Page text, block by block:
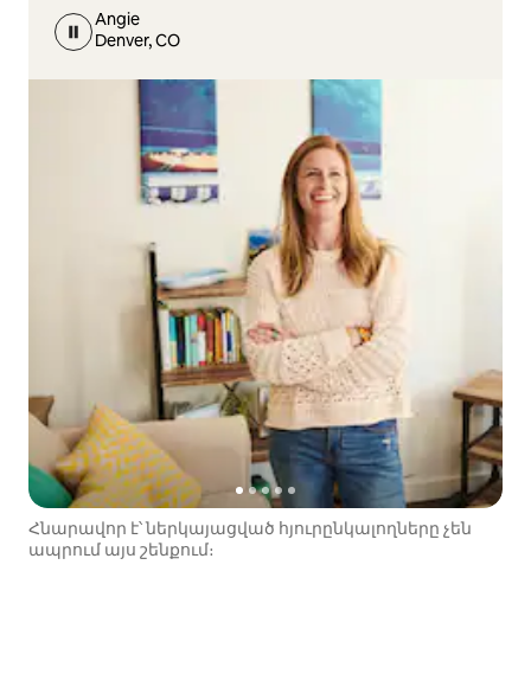
Angie
Denver, CO
Հնարավոր է՝ ներկայացված հյուրընկալողները չեն
ապրում այս շենքում։